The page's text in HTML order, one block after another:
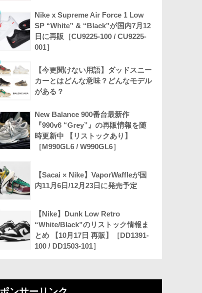
Nike x Supreme Air Force 1 Low
SP “White” & “Black”が国内7月12
日に再販［CU9225-100 / CU9225-
001］
【今更聞けない用語】ダッドスニー
カーとはどんな意味？どんなモデル
がある？
New Balance 900番台最新作
『990v6 “Grey”』の再販情報を随
時更新中 【リストックあり】
［M990GL6 / W990GL6］
【Sacai × Nike】VaporWaffleが国
内11月6日/12月23日に発売予定
【Nike】Dunk Low Retro
“White/Black”のリストック情報ま
とめ 【10月17日 再販】［DD1391-
100 / DD1503-101］